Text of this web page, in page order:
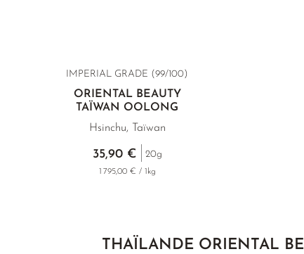
IMPERIAL GRADE (99/100)
ORIENTAL BEAUTY
TAÏWAN OOLONG
Hsinchu, Taïwan
35,90 € 20g
1 795,00 € / 1kg
THAÏLANDE ORIENTAL